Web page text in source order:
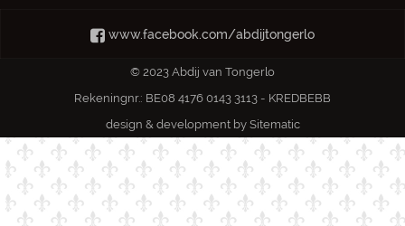
www.facebook.com/abdijtongerlo
© 2023 Abdij van Tongerlo
Rekeningnr.: BE08 4176 0143 3113 - KREDBEBB
design & development by Sitematic